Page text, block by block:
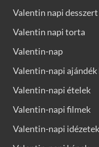
Valentin napi desszert
Valentin napi torta
Valentin-nap
Valentin-napi ajándék
Valentin-napi ételek
Valentin-napi filmek
Valentin-napi idézetek